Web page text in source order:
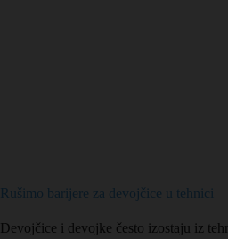
Rušimo barijere za devojčice u tehnici
Devojčice i devojke često izostaju iz